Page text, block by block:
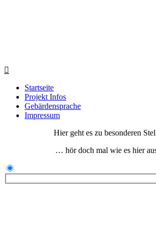
Startseite
Projekt Infos
Gebärdensprache
Impressum
Hier geht es zu besonderen
… hör doch mal wie es hier